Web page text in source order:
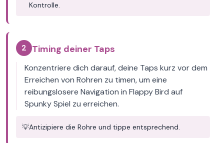
Kontrolle.
2 Timing deiner Taps
Konzentriere dich darauf, deine Taps kurz vor dem
Erreichen von Rohren zu timen, um eine
reibungslosere Navigation in Flappy Bird auf
Spunky Spiel zu erreichen.
💡Antizipiere die Rohre und tippe entsprechend.